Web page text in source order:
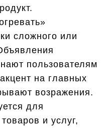
сложного или
пользователям
на главных
возражения.
для
и услуг,